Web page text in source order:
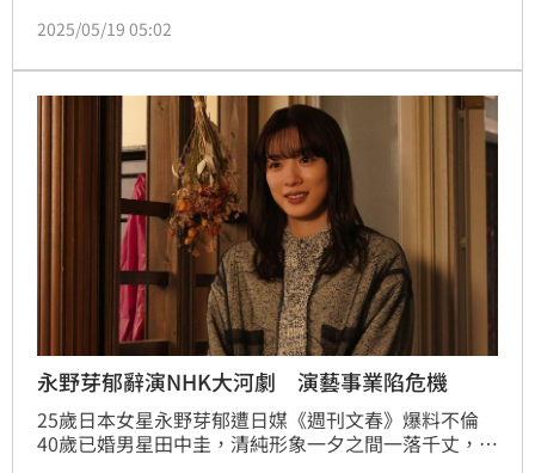
之外，田中圭的誇張酒品也再被回顧。
2025/05/19 05:02
永野芽郁辭演NHK大河劇 演藝事業陷危機
25歲日本女星永野芽郁遭日媒《週刊文春》爆料不倫
40歲已婚男星田中圭，清純形象一夕之間一落千丈，隨